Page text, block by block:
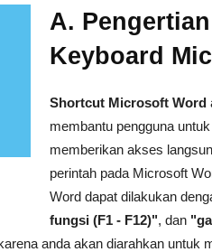
A.
Keyboard
Shortcut Microsoft Word
membantu pengguna
memberikan akses
perintah pada Microsoft
Word dapat dilakukan
fungsi (F1 - F12)", dan
anda akan diarahkan untuk